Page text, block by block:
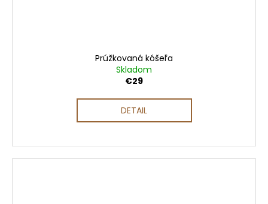
Prúžkovaná kóšeľa
Skladom
€29
DETAIL